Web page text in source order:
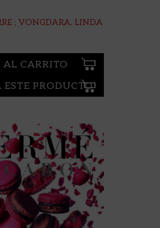
; VONGDARA, LINDA
CARRITO
ESTE PRODUCTO